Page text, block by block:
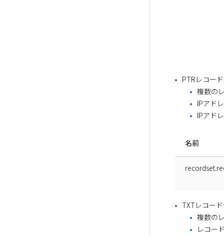
PTRレコー
複数の
IPアド
IPアド
名前
TXTレコー
複数の
レコー